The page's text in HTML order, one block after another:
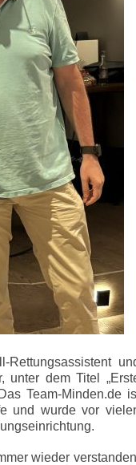
unter dem Titel
Team-Minden.de
und wurde vor
wieder